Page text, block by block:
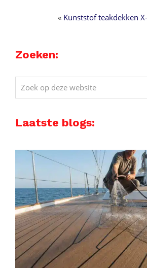
« Kunststof teakdekken
Zoeken:
Zoek
op
website
Laatste blogs: